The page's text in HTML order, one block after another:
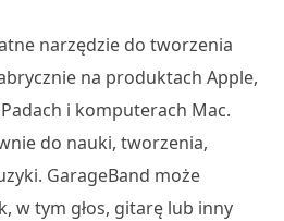
narzędzie do tworzenia
na produktach Apple,
i komputerach Mac.
do nauki, tworzenia,
GarageBand może
w tym głos, gitarę lub inny